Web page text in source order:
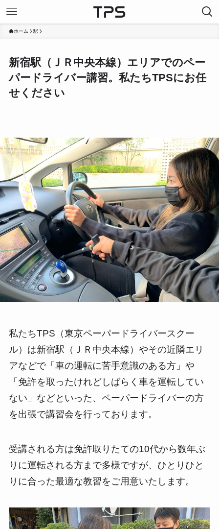
ホーム 駅
新宿駅（ＪＲ中央本線）エリアでのペー
パードライバー講習。私たちTPSにお任
せください
私たちTPS（東京ペーパードライバースクー
ル）は新宿駅（ＪＲ中央本線）やその近隣エリ
アなどで「車の運転に苦手意識のある方」や
「免許を取ったけれどしばらく車を運転してい
ない」などといった、ペーパードライバーの方
を出張で講習会を行っております。
受講される方は免許取りたての10代から数年ぶ
りに運転される方まで多様ですが、ひとりひと
りに合った最適な教習をご用意いたします。